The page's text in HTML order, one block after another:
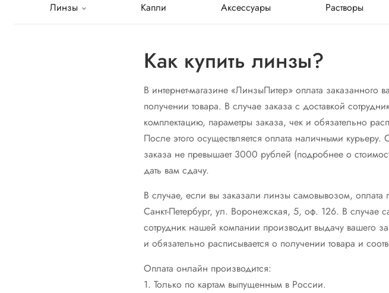
Линзы Капли Аксессуары Растворы
Как купить линзы?
В интернет-магазине «ЛинзыПитер» оплата
получении товара. В случае заказа с доставкой
комплектацию, параметры заказа, чек и обязательно
После этого осуществляется оплата наличными курьеру.
заказа не превышает 3000 рублей (подробнее о
дать вам сдачу.
В случае, если вы заказали линзы самовывозом, оплата
Санкт-Петербург, ул. Воронежская, 5, оф. 126. В случае
сотрудник нашей компании производит выдачу вашего
и обязательно расписывается о получении товара и
Оплата онлайн производится:
1. Только по картам выпущенным в России.